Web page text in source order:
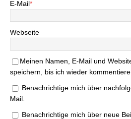
E-Mail*
Webseite
Meinen Namen, E-Mail und
speichern, bis ich wieder kommentiere.
Benachrichtige mich über
Mail.
Benachrichtige mich über neue